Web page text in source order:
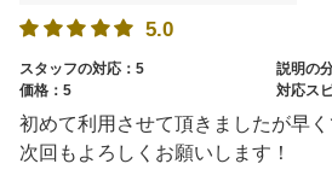
5.0
スタッフの対応：5
説明の
価格：5
対応ス
初めて利用させて頂きましたが早く
次回もよろしくお願いします！